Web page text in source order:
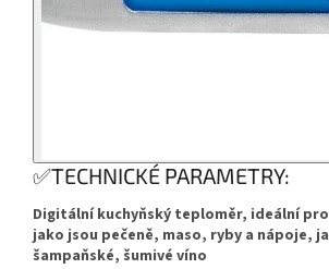
✅TECHNICKÉ PARAMETRY:
Digitální kuchyňský teploměr, ideální
jako jsou pečeně, maso, ryby a nápoje,
šampaňské, šumivé víno